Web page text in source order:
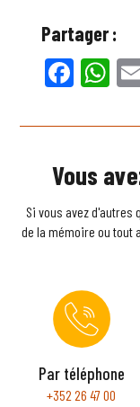
Partager :
Vous
Si vous avez
de la mémoire ou tout
Par téléphone
+352 26 47 00